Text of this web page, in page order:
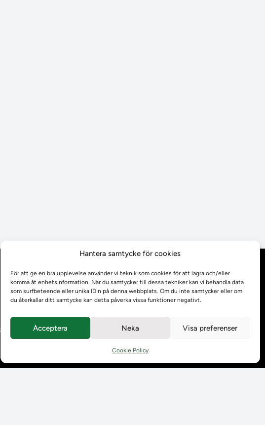
Hantera samtycke för cookies
För att ge en bra upplevelse använder vi teknik som cookies för att lagra och/eller
komma åt enhetsinformation. När du samtycker till dessa tekniker kan vi behandla data
som surfbeteende eller unika ID:n på denna webbplats. Om du inte samtycker eller om
du återkallar ditt samtycke kan detta påverka vissa funktioner negativt.
Acceptera Neka Visa preferenser
Cookie Policy
Behandling av
personuppgifter
Prenumerera på våra